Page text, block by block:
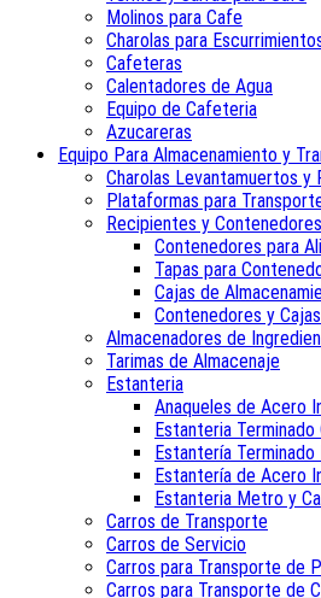
Molinos para Cafe
Charolas para
Cafeteras
Calentadores de Agua
Equipo de Cafeteria
Azucareras
Equipo Para Almacenamiento y
Charolas Levantamuertos y
Plataformas para
Recipientes y Contenedores
Contenedores para
Tapas para
Cajas de
Contenedores y
Almacenadores de
Tarimas de Almacenaje
Estanteria
Anaqueles de Acero
Estanteria Terminado
Estantería Terminado
Estantería de Acero
Estanteria Metro y
Carros de Transporte
Carros de Servicio
Carros para Transporte de
Carros para Transporte de